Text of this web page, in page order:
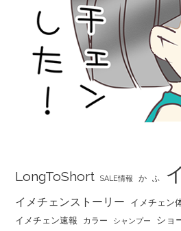
LongToShort SALE情報 か ふ
イメチェンストーリー イメチェン
イメチェン速報 カラー シャンプー ショ